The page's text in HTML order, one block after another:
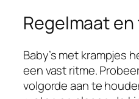
Regelmaat
Baby’s met krampjes
een vast ritme.
volgorde aan te